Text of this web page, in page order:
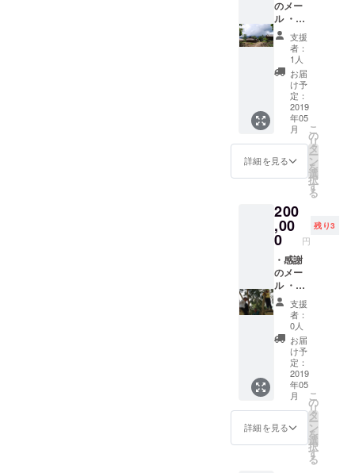
(2019年
2月と5
月に都
内にて2
回の開
催を予
定して
おりま
す。詳
細につ
いて
は、決
定次第
直ぐに
ご連絡
いただ
きま
す。ま
た、交
通費は
自己負
担とな
りま
す。) ・
刺繍
（村の
モン民
族の手
作り)
のメー
ル ・活
動報告
メール
・子供
達から
の感謝
の手紙
・報告
冊子 ・
コー
ヒー豆
（ラオ
ス特産
品） ・
の写真
・報告
会兼食
事会へ
の招待
(2019年
2月と5
月に都
内にて2
回の開
催を予
定して
おりま
す。詳
細につ
いて
は、決
定次第
直ぐに
ご連絡
支援
者：
1人
お届
け予
定：
2019
年05
月
詳細を見る
こ
の
リ
タ
ー
ン
を
選
択
す
る
200
,00
0 円
残り3
・感謝
のメー
ル ・活
動報告
メール
・子供
達から
の感謝
の手紙
・報告
冊子 ・
報告会
兼食事
会への
招待
(2019年
支援
者：
0人
お届
け予
定：
2019
年05
月
詳細を見る
こ
の
リ
タ
ー
ン
を
選
択
す
る